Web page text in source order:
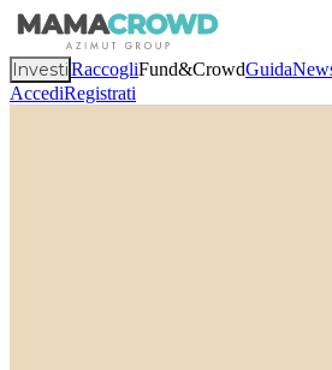
InvestiRaccogliFund&CrowdGuida
AccediRegistrati